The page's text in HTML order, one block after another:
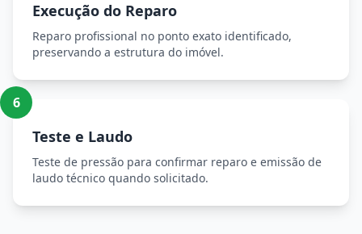
Execução do Reparo
Reparo profissional no ponto exato identificado,
preservando a estrutura do imóvel.
6
Teste e Laudo
Teste de pressão para confirmar reparo e emissão de
laudo técnico quando solicitado.